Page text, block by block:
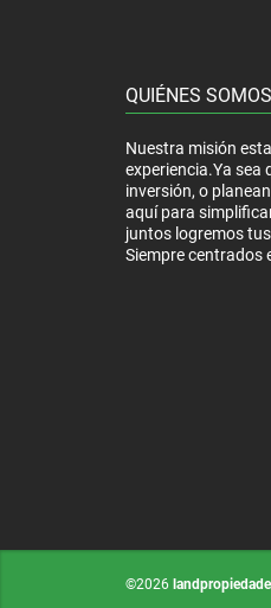
QUIÉNES SOMOS
Nuestra misión
experiencia.Ya sea
inversión, o
aquí para
juntos logremos
Siempre centrados
©2026